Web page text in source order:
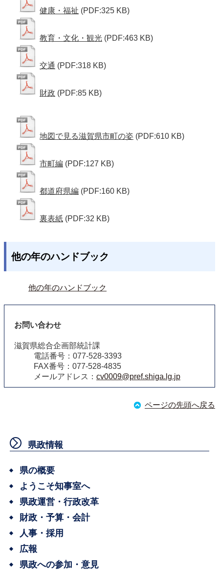
健康・福祉 (PDF:325 KB)
教育・文化・観光 (PDF:463 KB)
交通 (PDF:318 KB)
財政 (PDF:85 KB)
地図で見る滋賀県市町の姿 (PDF:610 KB)
市町編 (PDF:127 KB)
都道府県編 (PDF:160 KB)
裏表紙 (PDF:32 KB)
他の年のハンドブック
他の年のハンドブック
お問い合わせ
滋賀県総合企画部統計課
電話番号：077-528-3393
FAX番号：077-528-4835
メールアドレス： cv0009@pref.shiga.lg.jp
ページの先頭へ戻る
県政情報
県の概要
ようこそ知事室へ
県政運営・行政改革
財政・予算・会計
人事・採用
広報
県政への参加・意見